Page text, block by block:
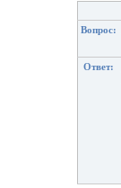
Вопрос:
Ответ: